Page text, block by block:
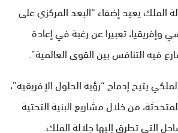
يعيد إضفاء “البعد المركزي على
تعبيرا عن رغبة في إعادة
فيه التنافس بين القوى العالمية”.
يتيح إدماج “رؤية الحلول الإفريقية”،
من خلال مشاريع البنية التحتية
التي تطرق إليها جلالة الملك.